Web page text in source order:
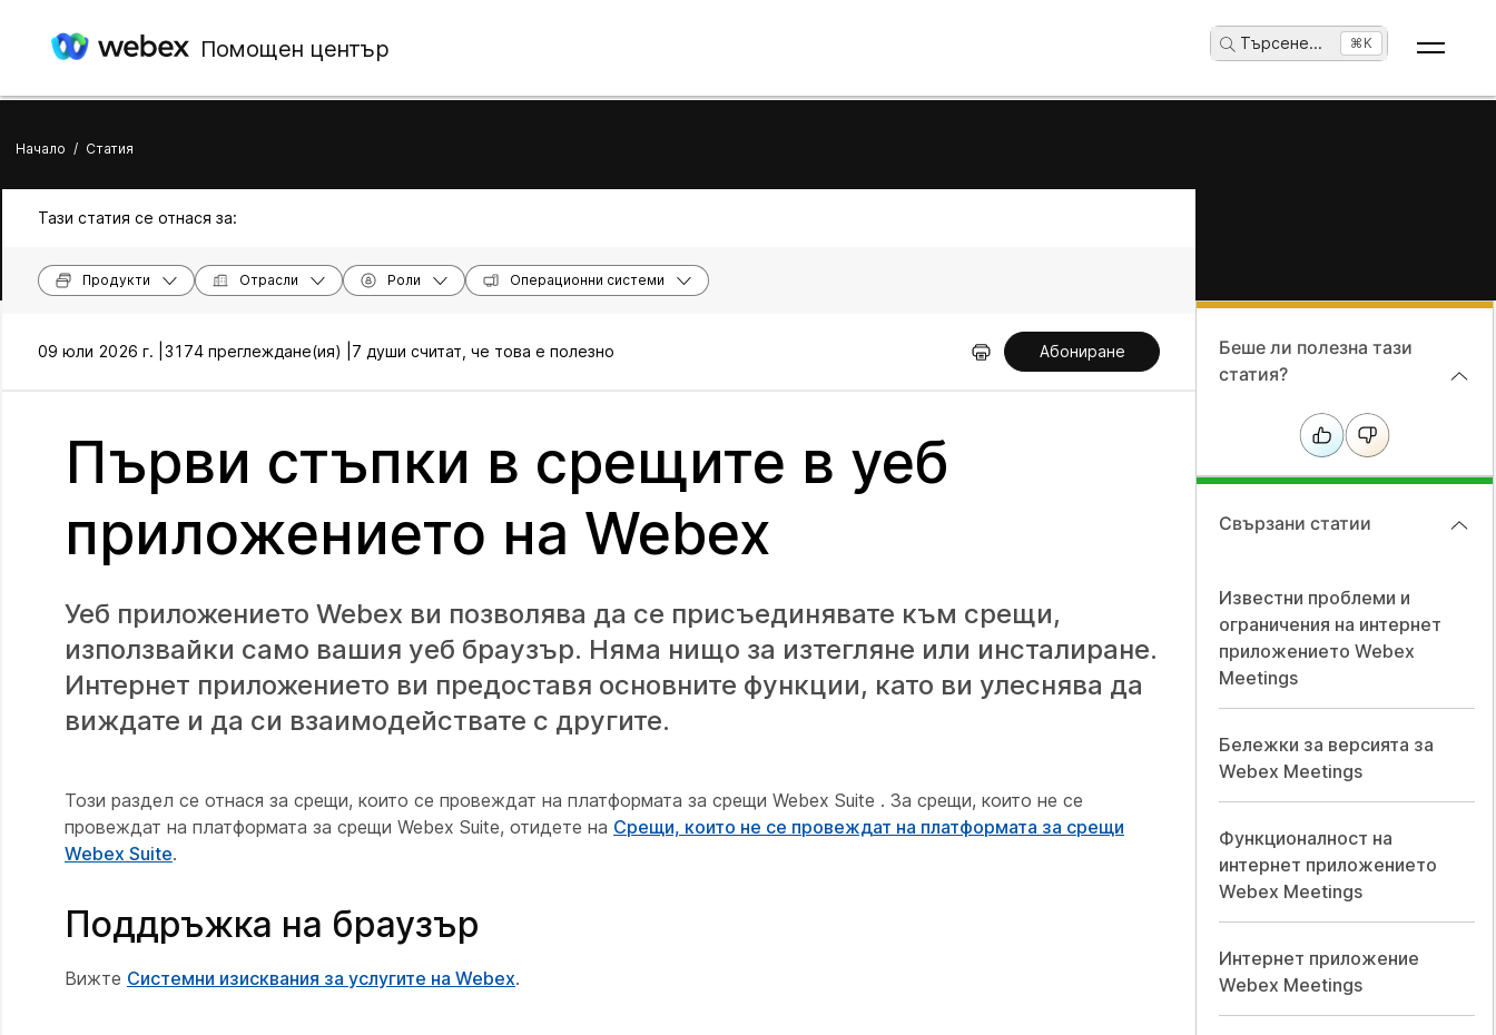
Помощен център Търсене... ⌘K
Начало / Статия
Тази статия се отнася за:
Продукти Отрасли Роли Операционни системи
09 юли 2026 г. | 3174 преглеждане(ия) | 7 души считат, че това е полезно Абониране
Първи стъпки в срещите в уеб
приложението на Webex
Уеб приложението Webex ви позволява да се присъединявате към срещи,
използвайки само вашия уеб браузър. Няма нищо за изтегляне или инсталиране.
Интернет приложението ви предоставя основните функции, като ви улеснява да
виждате и да си взаимодействате с другите.
Този раздел се отнася за срещи, които се провеждат на платформата за срещи Webex Suite . За срещи, които не се
провеждат на платформата за срещи Webex Suite, отидете на Срещи, които не се провеждат на платформата за срещи
Webex Suite.
Поддръжка на браузър
Вижте Системни изисквания за услугите на Webex.
Беше ли полезна тази
статия?
Свързани статии
Известни проблеми и
ограничения на интернет
приложението Webex
Meetings
Бележки за версията за
Webex Meetings
Функционалност на
интернет приложението
Webex Meetings
Интернет приложение
Webex Meetings